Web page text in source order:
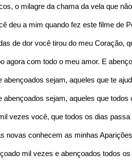
o milagre da chama da vela que
deu a mim quando fez este filme de
de dor você tirou do meu Coração,
agora com todo o meu amor. E
abençoados sejam, aqueles que te
abençoados sejam, aqueles que
vezes você, que todos os dias
novas conhecem as minhas
mil vezes e abençoados todos